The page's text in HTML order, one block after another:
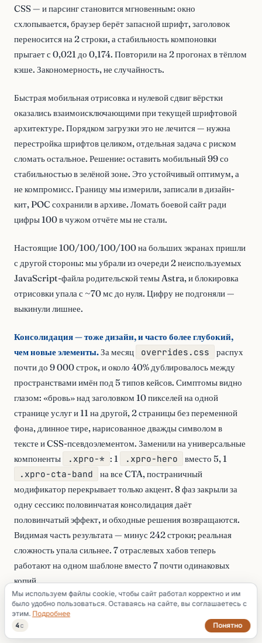
CSS — и парсинг становится мгновенным: окно
схлопывается, браузер берёт запасной шрифт, заголовок
переносится на 2 строки, а стабильность компоновки
прыгает с 0,021 до 0,174. Повторили на 2 прогонах в тёплом
кэше. Закономерность, не случайность.
Быстрая мобильная отрисовка и нулевой сдвиг вёрстки
оказались взаимоисключающими при текущей шрифтовой
архитектуре. Порядком загрузки это не лечится — нужна
перестройка шрифтов целиком, отдельная задача с риском
сломать остальное. Решение: оставить мобильный 99 со
стабильностью в зелёной зоне. Это устойчивый оптимум, а
не компромисс. Границу мы измерили, записали в дизайн-
кит, POC сохранили в архиве. Ломать боевой сайт ради
цифры 100 в чужом отчёте мы не стали.
Настоящие 100/100/100/100 на больших экранах пришли
с другой стороны: мы убрали из очереди 2 неиспользуемых
JavaScript-файла родительской темы Astra, и блокировка
отрисовки упала с ~70 мс до нуля. Цифру не подгоняли —
выкинули лишнее.
Консолидация — тоже дизайн, и часто более глубокий,
чем новые элементы.За месяц overrides.css
распух
почти до 9 000 строк, и около 40% дублировалось между
пространствами имён под 5 типов кейсов. Симптомы видно
глазом: «бровь» над заголовком 10 пикселей на одной
странице услуг и 11 на другой, 2 страницы без переменной
фона, длинное тире, нарисованное дважды символом в
тексте и CSS-псевдоэлементом. Заменили на универсальные
компоненты
.xpro-* : 1 .xpro-hero
вместо 5, 1
.xpro-cta-band
на все CTA, постраничный
модификатор перекрывает только акцент. 8 фаз закрыли за
одну сессию: половинчатая консолидация даёт
половинчатый эффект, и обходные решения возвращаются.
Видимая часть результата — минус 242 строки; реальная
сложность упала сильнее. 7 отраслевых хабов теперь
работают на одном шаблоне вместо 7 почти одинаковых
копий.
Масштабируемость — это не когда у вас много страниц. Это
когда новую можно добавить, не трогая старые.
Мы используем файлы cookie, чтобы сайт работал корректно и им
было удобно пользоваться. Оставаясь на сайте, вы соглашаетесь с
этим. Подробнее
3с Понятно